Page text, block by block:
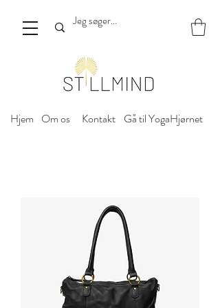
Hjem Om os Kontakt Gå til YogaHjørnet